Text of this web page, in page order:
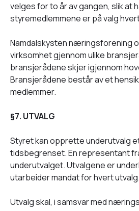
velges for to år av gangen, slik at
styremedlemmene er på valg
Namdalskysten næringsforening
virksomhet gjennom ulike
bransjerådene skjer igjennom
Bransjerådene består av et
medlemmer.
§7. UTVALG
Styret kan opprette underutvalg
tidsbegrenset. En representant
underutvalget. Utvalgene er
utarbeider mandat for hvert utvalg.
Utvalg skal, i samsvar med